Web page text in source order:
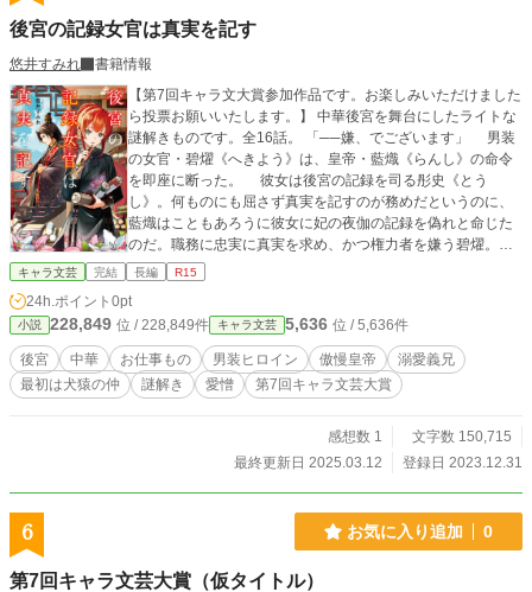
後宮の記録女官は真実を記す
悠井すみれ
書籍情報
【第7回キャラ文大賞参加作品です。お楽しみいただけました
ら投票お願いいたします。】 中華後宮を舞台にしたライトな
謎解きものです。全16話。 「──嫌、でございます」 男装
の女官・碧燿《へきよう》は、皇帝・藍熾《らんし》の命令
を即座に断った。 彼女は後宮の記録を司る彤史《とう
し》。何ものにも屈さず真実を記すのが務めだというのに、
藍熾はこともあろうに彼女に妃の夜伽の記録を偽れと命じた
のだ。職務に忠実に真実を求め、かつ権力者を嫌う碧燿。ど
こまでも傲慢に強引に我が意を通そうとする藍熾。相性最悪
キャラ文芸 完結 長編 R15
24h.ポイント 0pt
小説 228,849 位 / 228,849件 キャラ文芸 5,636 位 / 5,636件
後宮 中華 お仕事もの 男装ヒロイン 傲慢皇帝
溺愛義兄
最初は犬猿の仲
謎解き 愛憎 第7回キャラ文芸大賞
感想数 1
文字数 150,715
最終更新日 2025.03.12
登録日 2023.12.31
6 お気に入り追加 0
第7回キャラ文芸大賞（仮タイトル）